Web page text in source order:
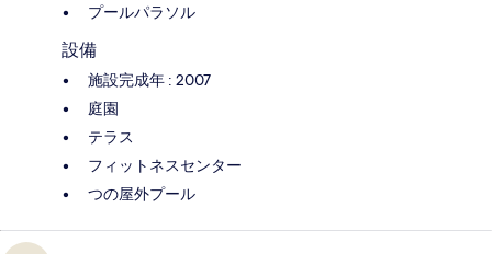
プールパラソル
設備
施設完成年 : 2007
庭園
テラス
フィットネスセンター
つの屋外プール